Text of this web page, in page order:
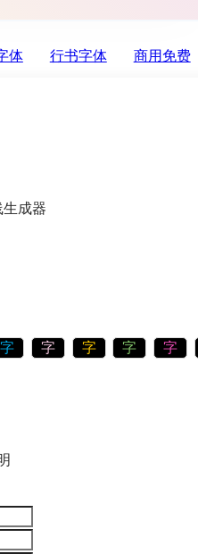
体 行书字体 商用免费
成器
字 字 字 字 字